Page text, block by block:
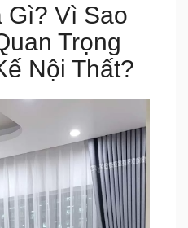
Gì? Vì Sao
Trọng
Nội Thất?